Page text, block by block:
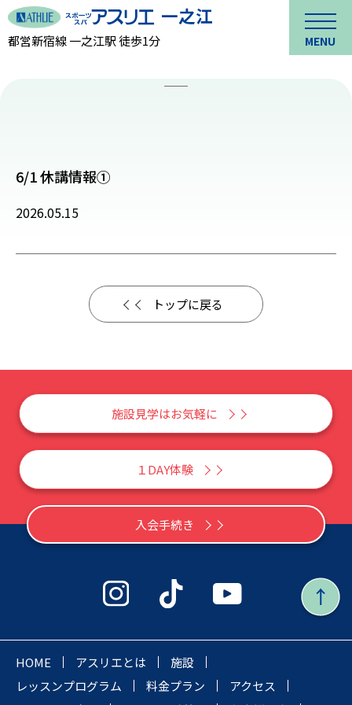
都営新宿線 一之江駅 徒歩1分 MENU
6/1 休講情報①
2026.05.15
トップに戻る
施設見学はお気軽に
１DAY体験
入会手続き
HOME アスリエとは
施設
レッスンプログラム
料金プラン
アクセス